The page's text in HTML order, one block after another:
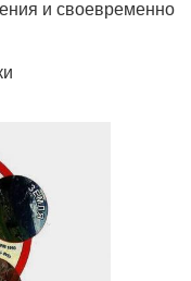
и своевременно